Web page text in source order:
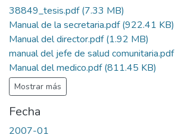
38849_tesis.pdf(7.33 MB)
Manual de la secretaria.pdf(922.41 KB)
Manual del director.pdf(1.92 MB)
manual del jefe de salud comunitaria.pdf
Manual del medico.pdf(811.45 KB)
Mostrar más
Fecha
2007-01